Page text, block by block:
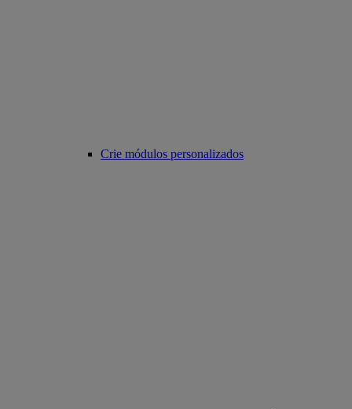
Crie módulos personalizados